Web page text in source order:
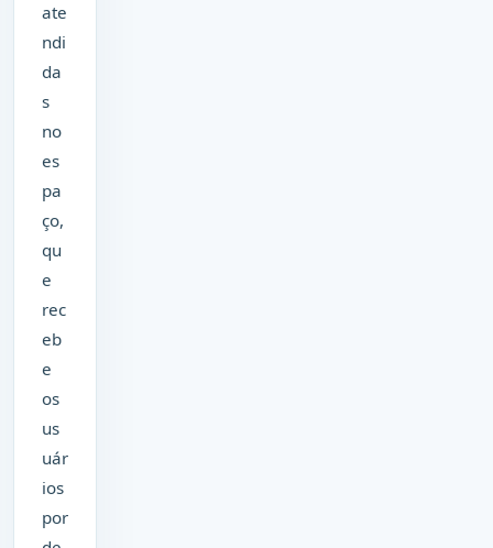
ate
ndi
da
s
no
es
pa
ço,
qu
e
rec
eb
e
os
us
uár
ios
por